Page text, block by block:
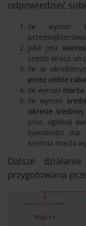
odpowiedzieć
Ile wynosi
Jaka jest
często wraca on
Ile w
przez ciebie
Ile wynosi
Ile wynosi
okresie
proc. ogólnej
żywotności
średnia marża
Dalsze
przygotowana